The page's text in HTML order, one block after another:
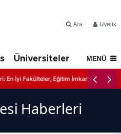
Ara Üyelik
Üniversiteler İtalya'da
MENÜ
İyi Fakülteler, Eğitim İmkanları ve
Haberleri